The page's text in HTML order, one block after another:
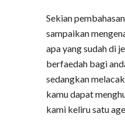
Sekian
sampaikan
apa yang sudah di
berfaedah bagi
sedangkan
kamu dapat
kami keliru satu